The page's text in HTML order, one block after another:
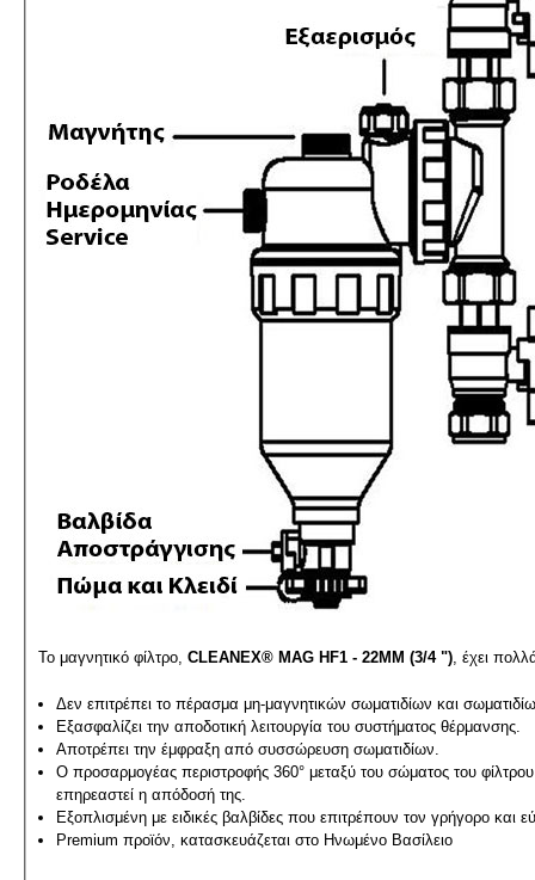
Το μαγνητικό φίλτρο, CLEANEX® MAG HF1 - 22MM (3/4 "), έχει
Δεν επιτρέπει το πέρασμα μη-μαγνητικών σωματιδίων και
Εξασφαλίζει την αποδοτική λειτουργία του συστήματος θέρμανσης.
Αποτρέπει την έμφραξη από συσσώρευση σωματιδίων.
Ο προσαρμογέας περιστροφής 360° μεταξύ του σώματος του
επηρεαστεί η απόδοσή της.
Εξοπλισμένη με ειδικές βαλβίδες που επιτρέπουν τον γρήγορο και
Premium προϊόν, κατασκευάζεται στο Ηνωμένο Βασίλειο